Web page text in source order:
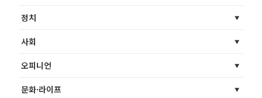
정치
사회
오피니언
문화·라이프